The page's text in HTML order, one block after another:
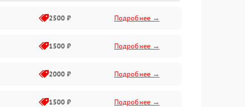
2500 ₽ Подробнее →
1500 ₽ Подробнее →
2000 ₽ Подробнее →
1500 ₽ Подробнее →